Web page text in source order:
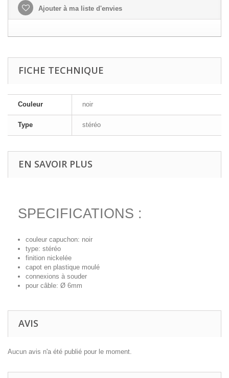
Ajouter à ma liste d'envies
FICHE TECHNIQUE
Couleur noir
Type stéréo
EN SAVOIR PLUS
SPECIFICATIONS :
couleur capuchon: noir
type: stéréo
finition nickelée
capot en plastique moulé
connexions à souder
pour câble: Ø 6mm
AVIS
Aucun avis n'a été publié pour le moment.